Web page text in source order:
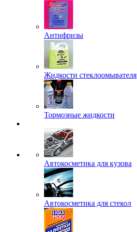
Антифризы
Жидкости стеклоомывателя
Тормозные жидкости
Автокосметика для кузова
Автокосметика для стекол